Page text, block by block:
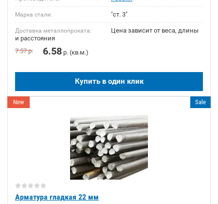
Марка стали: "ст. 3"
Доставка металлопроката:
Цена зависит от веса, длины
и расстояния
7.57р. 6.58 р. (кв.м.)
Купить в один клик
New Sale
Арматура гладкая 22 мм